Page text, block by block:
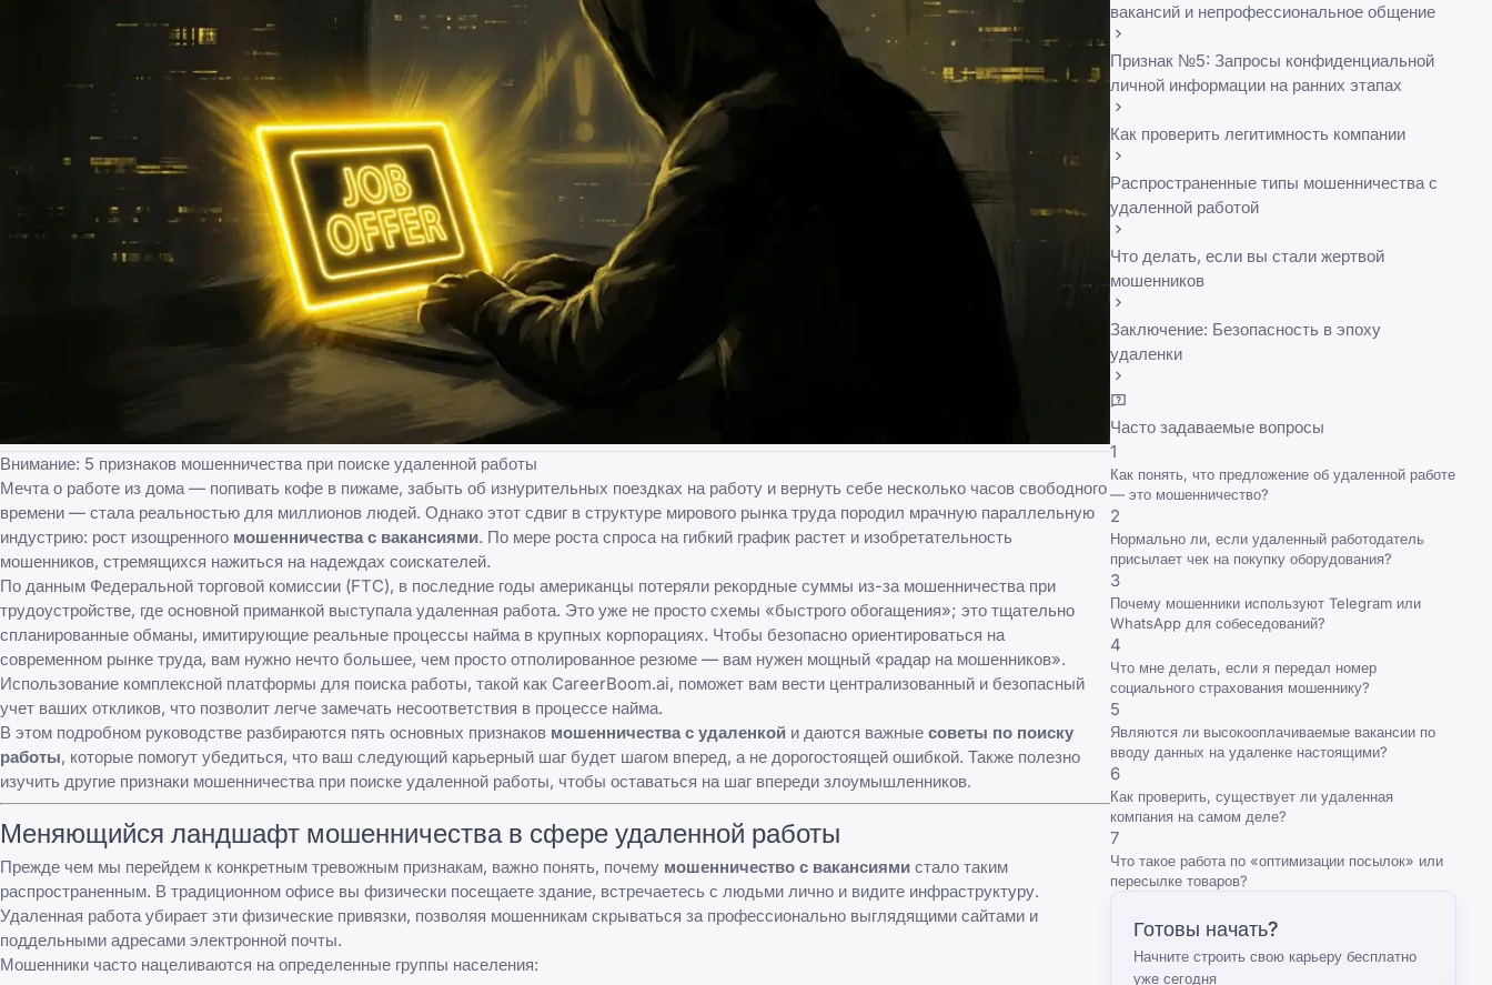
Внимание: 5 признаков мошенничества при поиске удаленной работы
Мечта о работе из дома — попивать кофе в пижаме, забыть об изнурительных поездках на работу и вернуть себе несколько часов свободного
времени — стала реальностью для миллионов людей. Однако этот сдвиг в структуре мирового рынка труда породил мрачную параллельную
индустрию: рост изощренного мошенничества с вакансиями. По мере роста спроса на гибкий график растет и изобретательность
мошенников, стремящихся нажиться на надеждах соискателей.
По данным Федеральной торговой комиссии (FTC), в последние годы американцы потеряли рекордные суммы из-за мошенничества при
трудоустройстве, где основной приманкой выступала удаленная работа. Это уже не просто схемы «быстрого обогащения»; это тщательно
спланированные обманы, имитирующие реальные процессы найма в крупных корпорациях. Чтобы безопасно ориентироваться на
современном рынке труда, вам нужно нечто большее, чем просто отполированное резюме — вам нужен мощный «радар на мошенников».
Использование комплексной платформы для поиска работы, такой как CareerBoom.ai, поможет вам вести централизованный и безопасный
учет ваших откликов, что позволит легче замечать несоответствия в процессе найма.
В этом подробном руководстве разбираются пять основных признаков мошенничества с удаленкой и даются важные советы по поиску
работы, которые помогут убедиться, что ваш следующий карьерный шаг будет шагом вперед, а не дорогостоящей ошибкой. Также полезно
изучить другие признаки мошенничества при поиске удаленной работы, чтобы оставаться на шаг впереди злоумышленников.
Меняющийся ландшафт мошенничества в сфере удаленной работы
Прежде чем мы перейдем к конкретным тревожным признакам, важно понять, почему мошенничество с вакансиями стало таким
распространенным. В традиционном офисе вы физически посещаете здание, встречаетесь с людьми лично и видите инфраструктуру.
Удаленная работа убирает эти физические привязки, позволяя мошенникам скрываться за профессионально выглядящими сайтами и
поддельными адресами электронной почты.
Мошенники часто нацеливаются на определенные группы населения:
вакансий и непрофессиональное общение
Признак №5: Запросы конфиденциальной
личной информации на ранних этапах
Как проверить легитимность компании
Распространенные типы мошенничества с
удаленной работой
Что делать, если вы стали жертвой
мошенников
Заключение: Безопасность в эпоху
удаленки
Часто задаваемые вопросы
1
Как понять, что предложение об удаленной работе
— это мошенничество?
2
Нормально ли, если удаленный работодатель
присылает чек на покупку оборудования?
3
Почему мошенники используют Telegram или
WhatsApp для собеседований?
4
Что мне делать, если я передал номер
социального страхования мошеннику?
5
Являются ли высокооплачиваемые вакансии по
вводу данных на удаленке настоящими?
6
Как проверить, существует ли удаленная
компания на самом деле?
7
Что такое работа по «оптимизации посылок» или
пересылке товаров?
Готовы начать?
Начните строить свою карьеру бесплатно
уже сегодня